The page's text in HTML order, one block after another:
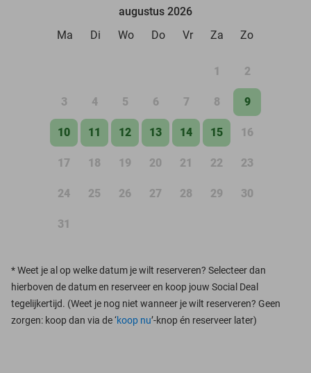
augustus 2026
Ma
Di Wo Do Vr Za Zo
1 2
3 4 5 6 7 8 9
10 11 12 13 14 15 16
17 18 19 20 21 22 23
24 25 26 27 28 29 30
31
*Weet je al op welke datum je wilt reserveren? Selecteer dan
hierboven de datum en reserveer en koop jouw Social Deal
tegelijkertijd. (Weet je nog niet wanneer je wilt reserveren? Geen
zorgen: koop dan via de ‘koop nu’-knop én reserveer later)